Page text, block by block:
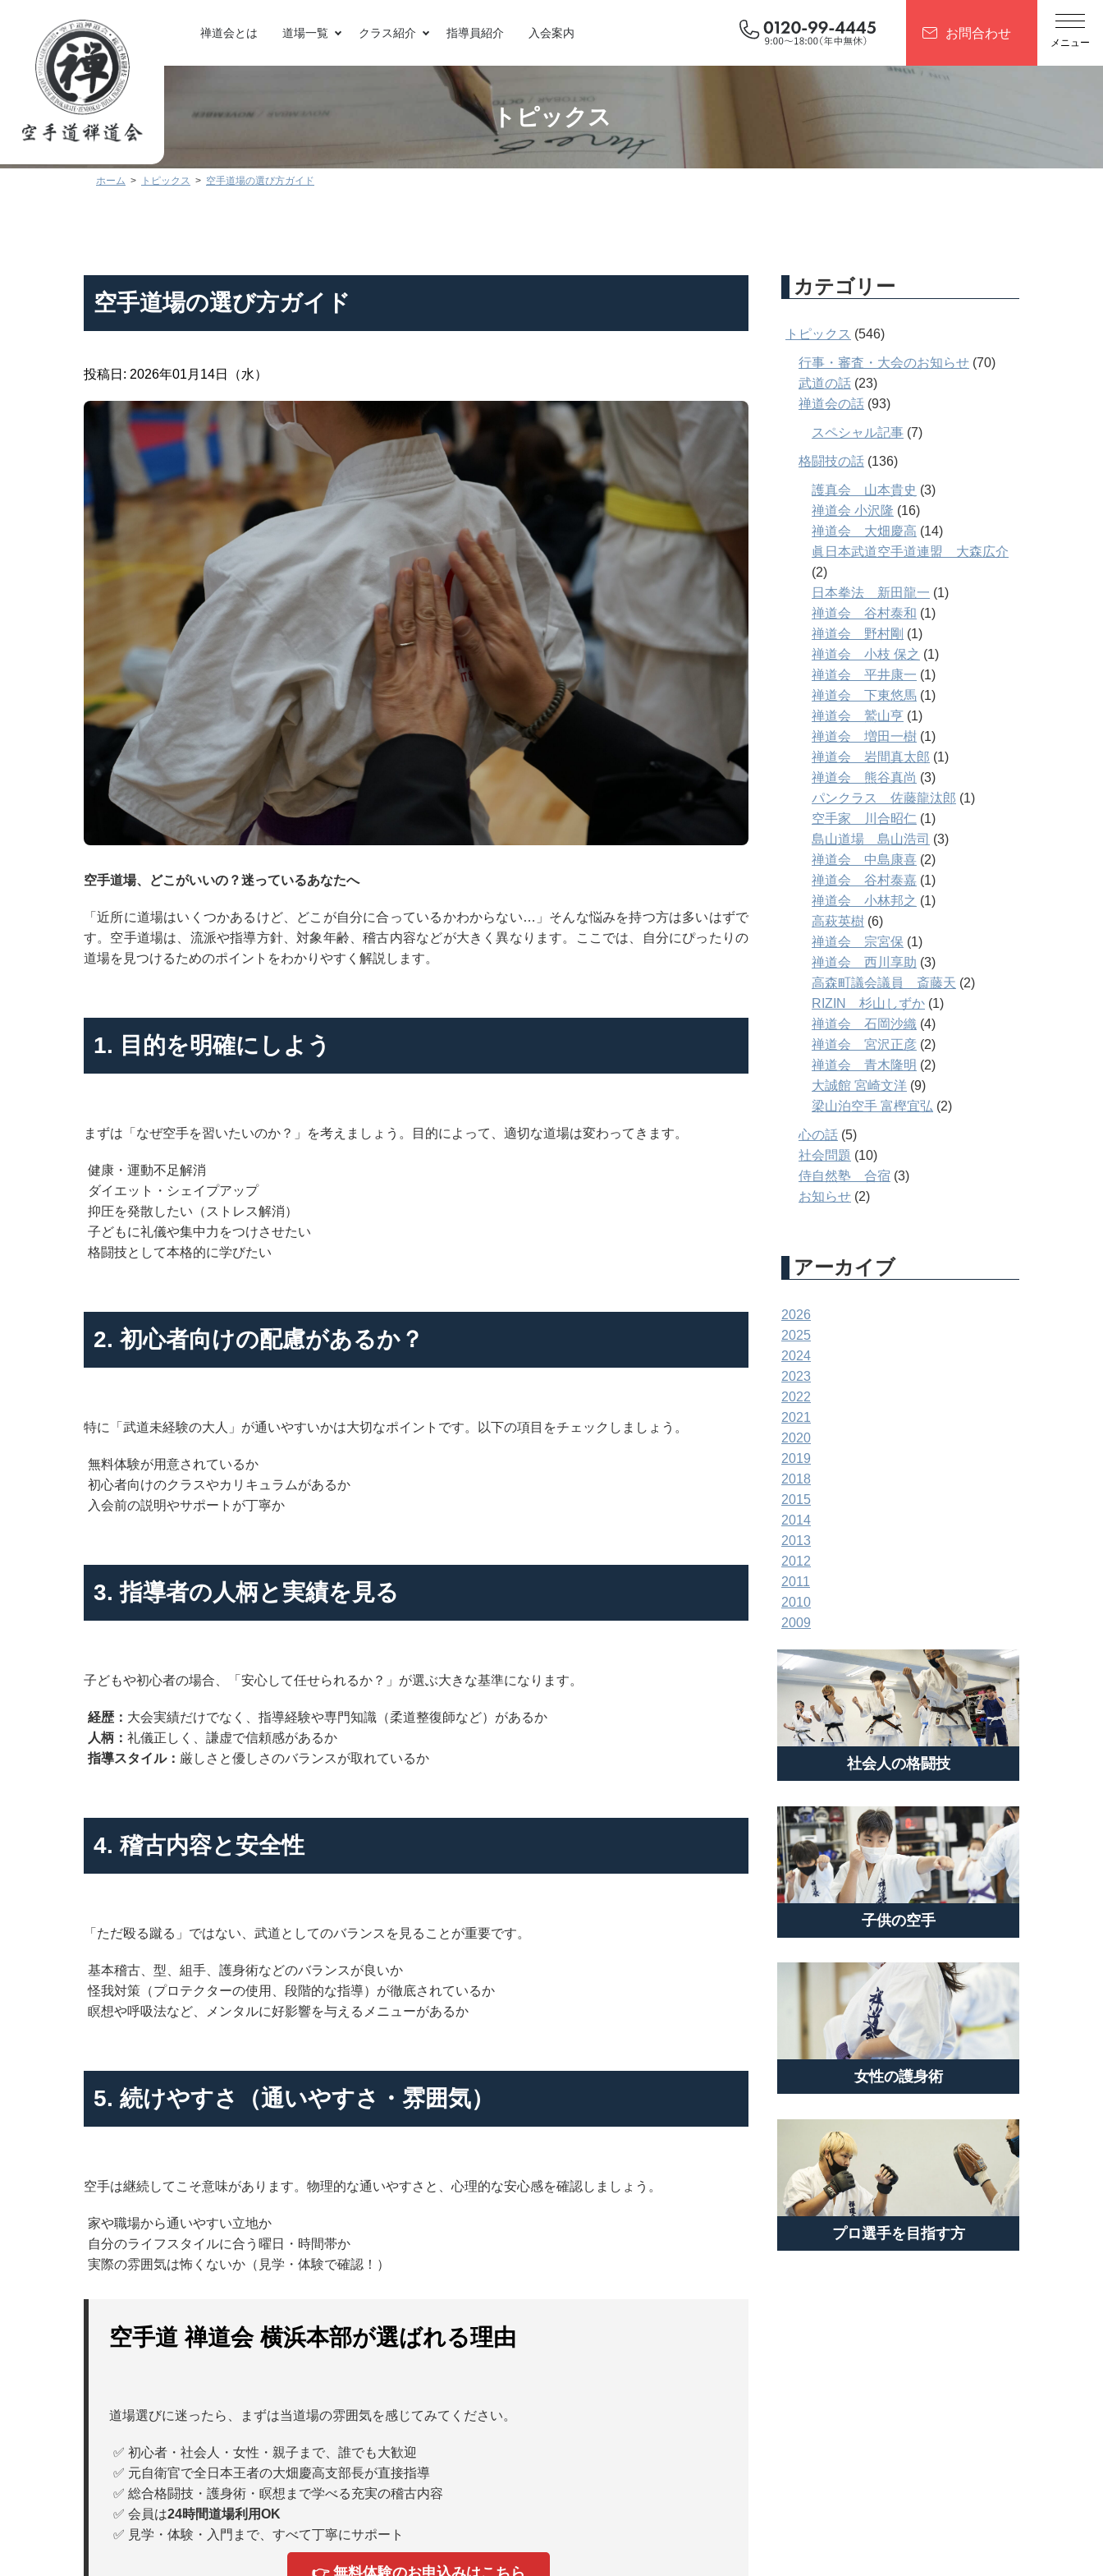
禅道会とは 道場一覧 クラス紹介 指導員紹介 入会案内 お問合わせ
トピックス
ホーム トピックス 空手道場の選び方ガイド
空手道場の選び方ガイド
投稿日: 2026年01月14日（水）
空手道場、どこがいいの？迷っているあなたへ
「近所に道場はいくつかあるけど、どこが自分に合っているかわからない…」そんな悩みを持つ方は多いはずで
す。空手道場は、流派や指導方針、対象年齢、稽古内容などが大きく異なります。ここでは、自分にぴったりの
道場を見つけるためのポイントをわかりやすく解説します。
1. 目的を明確にしよう
まずは「なぜ空手を習いたいのか？」を考えましょう。目的によって、適切な道場は変わってきます。
健康・運動不足解消
ダイエット・シェイプアップ
抑圧を発散したい（ストレス解消）
子どもに礼儀や集中力をつけさせたい
格闘技として本格的に学びたい
2. 初心者向けの配慮があるか？
特に「武道未経験の大人」が通いやすいかは大切なポイントです。以下の項目をチェックしましょう。
無料体験が用意されているか
初心者向けのクラスやカリキュラムがあるか
入会前の説明やサポートが丁寧か
3. 指導者の人柄と実績を見る
子どもや初心者の場合、「安心して任せられるか？」が選ぶ大きな基準になります。
経歴： 大会実績だけでなく、指導経験や専門知識（柔道整復師など）があるか
人柄： 礼儀正しく、謙虚で信頼感があるか
指導スタイル： 厳しさと優しさのバランスが取れているか
4. 稽古内容と安全性
「ただ殴る蹴る」ではない、武道としてのバランスを見ることが重要です。
基本稽古、型、組手、護身術などのバランスが良いか
怪我対策（プロテクターの使用、段階的な指導）が徹底されているか
瞑想や呼吸法など、メンタルに好影響を与えるメニューがあるか
5. 続けやすさ（通いやすさ・雰囲気）
空手は継続してこそ意味があります。物理的な通いやすさと、心理的な安心感を確認しましょう。
家や職場から通いやすい立地か
自分のライフスタイルに合う曜日・時間帯か
実際の雰囲気は怖くないか（見学・体験で確認！）
空手道 禅道会 横浜本部が選ばれる理由
道場選びに迷ったら、まずは当道場の雰囲気を感じてみてください。
✅ 初心者・社会人・女性・親子まで、誰でも大歓迎
✅ 元自衛官で全日本王者の大畑慶高支部長が直接指導
✅ 総合格闘技・護身術・瞑想まで学べる充実の稽古内容
✅ 会員は24時間道場利用OK
✅ 見学・体験・入門まで、すべて丁寧にサポート
👉 無料体験のお申込みはこちら
カテゴリー
トピックス (546)
行事・審査・大会のお知らせ (70)
武道の話 (23)
禅道会の話 (93)
スペシャル記事 (7)
格闘技の話 (136)
護真会 山本貴史 (3)
禅道会 小沢隆 (16)
禅道会 大畑慶高 (14)
眞日本武道空手道連盟 大森広介
(2)
日本拳法 新田龍一 (1)
禅道会 谷村泰和 (1)
禅道会 野村剛 (1)
禅道会 小枝 保之 (1)
禅道会 平井康一 (1)
禅道会 下東悠馬 (1)
禅道会 鷲山亨 (1)
禅道会 増田一樹 (1)
禅道会 岩間真太郎 (1)
禅道会 熊谷真尚 (3)
パンクラス 佐藤龍汰郎 (1)
空手家 川合昭仁 (1)
島山道場 島山浩司 (3)
禅道会 中島康喜 (2)
禅道会 谷村泰嘉 (1)
禅道会 小林邦之 (1)
高萩英樹 (6)
禅道会 宗宮保 (1)
禅道会 西川享助 (3)
高森町議会議員 斎藤天 (2)
RIZIN 杉山しずか (1)
禅道会 石岡沙織 (4)
禅道会 宮沢正彦 (2)
禅道会 青木隆明 (2)
大誠館 宮崎文洋 (9)
梁山泊空手 富樫宜弘 (2)
心の話 (5)
社会問題 (10)
侍自然塾 合宿 (3)
お知らせ (2)
アーカイブ
2026
2025
2024
2023
2022
2021
2020
2019
2018
2015
2014
2013
2012
2011
2010
2009
社会人の格闘技
子供の空手
女性の護身術
プロ選手を目指す方